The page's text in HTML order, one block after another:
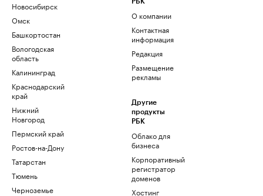
Новосибирск
Омск
Башкортостан
Вологодская
область
Калининград
Краснодарский
край
Нижний
Новгород
Пермский край
Ростов-на-Дону
Татарстан
Тюмень
Черноземье
О компании
Контактная
информация
Редакция
Размещение
рекламы
Другие
продукты
РБК
Облако для
бизнеса
Корпоративный
регистратор
доменов
Хостинг